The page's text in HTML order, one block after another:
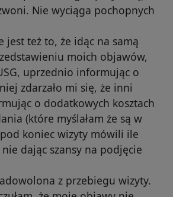
Nie wyciąga pochopnych
jest też to, że idąc na samą
moich objawów,
uprzednio informując o
zdarzało mi się, że inni
o dodatkowych kosztach
(które myślałam że są w
koniec wizyty mówili ile
dając szansy na podjęcie
z przebiegu wizyty.